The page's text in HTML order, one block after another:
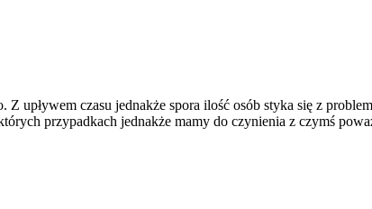
Z upływem czasu jednakże spora ilość osób styka się z
przypadkach jednakże mamy do czynienia z czymś